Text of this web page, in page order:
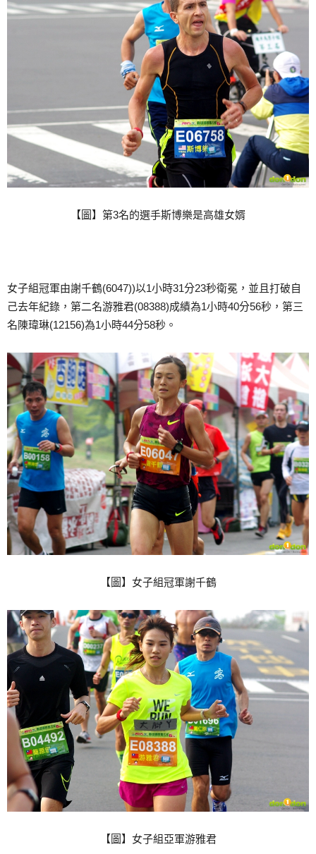
【圖】第3名的選手斯博樂是高雄女婿
女子組冠軍由謝千鶴(6047))以1小時31分23秒衛冕，並且打破自
己去年紀錄，第二名游雅君(08388)成績為1小時40分56秒，第三
名陳瑋琳(12156)為1小時44分58秒。
【圖】女子組冠軍謝千鶴
【圖】女子組亞軍游雅君